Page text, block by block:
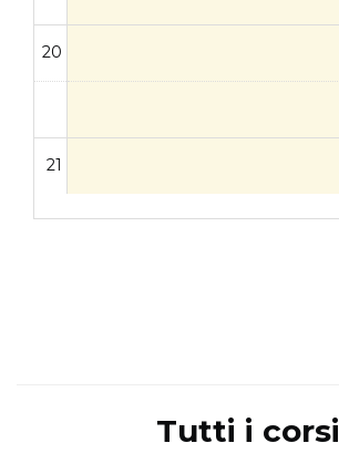
20
21
Tutti i corsi